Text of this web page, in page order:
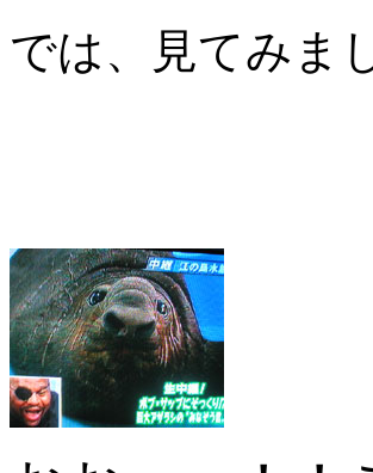
では、見てみま